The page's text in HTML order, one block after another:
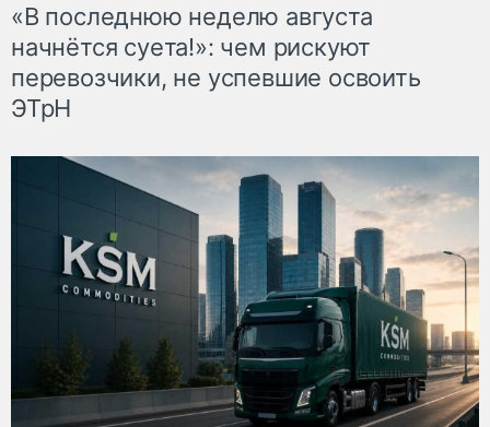
«В последнюю неделю августа
начнётся суета!»: чем рискуют
перевозчики, не успевшие освоить
ЭТрН